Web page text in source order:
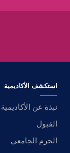
استكشف الأكاديمية
نبذة عن الأكاديمية
القبول
الحرم الجامعي